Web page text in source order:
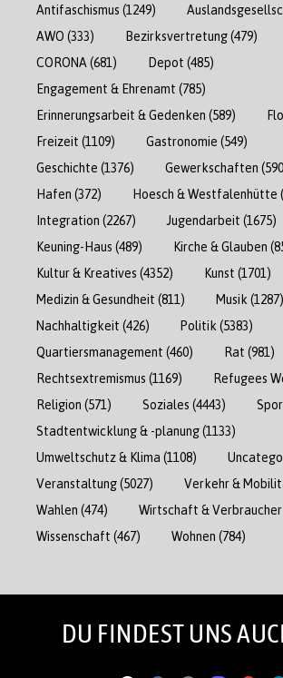
Antifaschismus (1249)
AWO (333) Bezirksvertretung(479)
CORONA (681) Depot (485)
Engagement & Ehrenamt (785)
Erinnerungsarbeit & Gedenken (589)
Freizeit (1109) Gastronomie (549)
Geschichte (1376) Gewerkschaften
Hafen (372) Hoesch & Westfalenhütte
Integration (2267) Jugendarbeit (1675)
Keuning-Haus (489) Kirche & Glauben
Kultur & Kreatives (4352) Kunst (1701)
Medizin & Gesundheit (811) Musik (1287)
Nachhaltigkeit (426) Politik (5383)
Quartiersmanagement (460) Rat (981)
Rechtsextremismus (1169) Refugees
Religion (571) Soziales (4443)
Stadtentwicklung & -planung(1133)
Umweltschutz & Klima (1108)
Veranstaltung(5027) Verkehr &
Wahlen (474) Wirtschaft & Verbraucher
Wissenschaft (467) Wohnen (784)
DU FINDEST UNS